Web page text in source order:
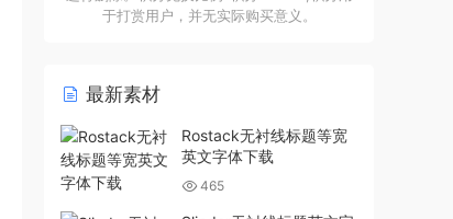
于打赏用户，并无实际购买意义。
最新素材
Rostack无衬线标题等宽
英文字体下载
465